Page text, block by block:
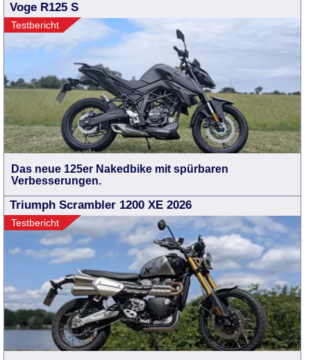
Voge R125 S
Testbericht
Das neue 125er Nakedbike mit spürbaren
Verbesserungen.
Triumph Scrambler 1200 XE 2026
Testbericht